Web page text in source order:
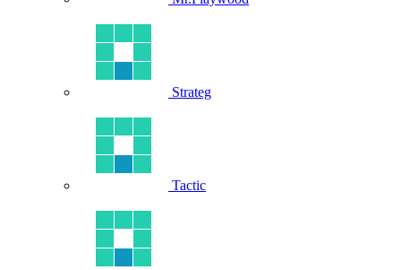
Strateg
Tactic